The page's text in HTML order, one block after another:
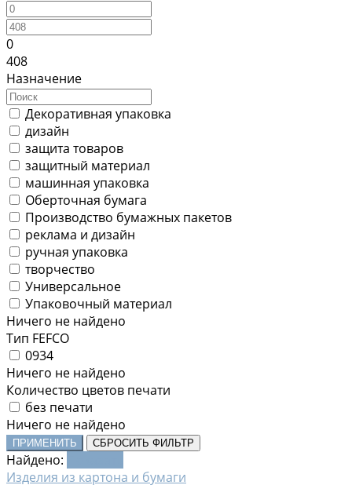
0
408
Назначение
Декоративная упаковка
дизайн
защита товаров
защитный материал
машинная упаковка
Оберточная бумага
Производство бумажных пакетов
реклама и дизайн
ручная упаковка
творчество
Универсальное
Упаковочный материал
Ничего не найдено
Тип FEFCO
0934
Ничего не найдено
Количество цветов печати
без печати
Ничего не найдено
ПРИМЕНИТЬ СБРОСИТЬ ФИЛЬТР
Найдено:
Изделия из картона и бумаги